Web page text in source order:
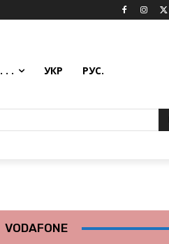
. . . УКР РУС.
VODAFONE